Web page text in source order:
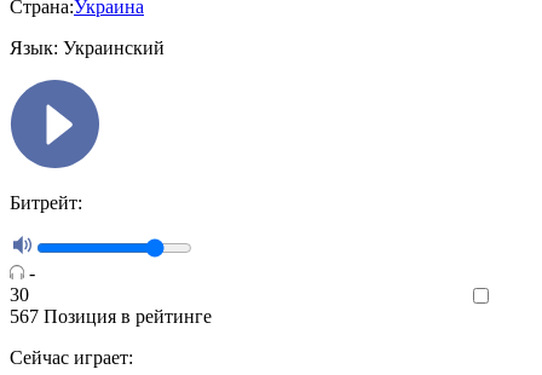
Страна:Украина
Язык: Украинский
Битрейт:
-
30
567 Позиция в рейтинге
Сейчас играет: